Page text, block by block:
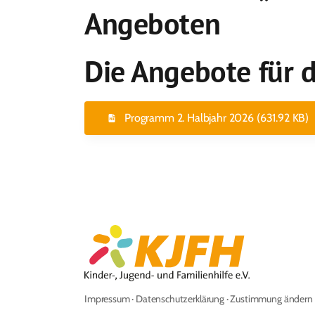
Angeboten
Die Angebote für
Programm 2. Halbjahr 2026 (631.92 KB)
Impressum· Datenschutzerklärung·Zustimmung ändern